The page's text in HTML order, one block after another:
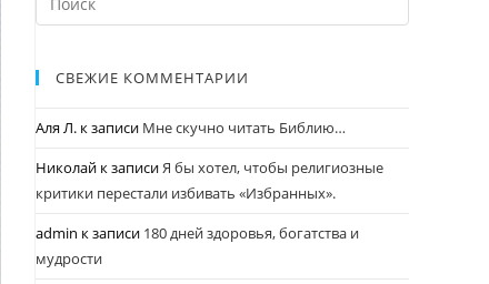
СВЕЖИЕ КОММЕНТАРИИ
Аля Л. к записи Мне скучно читать Библию…
Николай к записиЯ бы хотел, чтобы религиозные
критики перестали избивать «Избранных».
admin к записи 180 дней здоровья, богатства и
мудрости